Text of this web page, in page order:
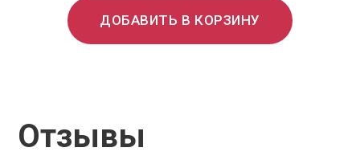
ДОБАВИТЬ В КОРЗИНУ
Отзывы